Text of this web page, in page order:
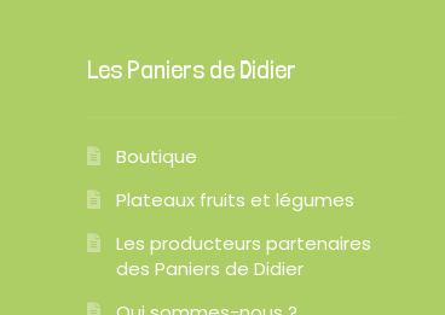
Les Paniers de Didier
Boutique
Plateaux fruits et légumes
Les producteurs partenaires
des Paniers de Didier